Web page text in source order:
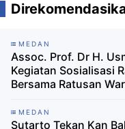
MEDAN
Assoc. Prof. Dr H.
Kegiatan Sosialisasi
Bersama Ratusan
MEDAN
Sutarto Tekan Kan